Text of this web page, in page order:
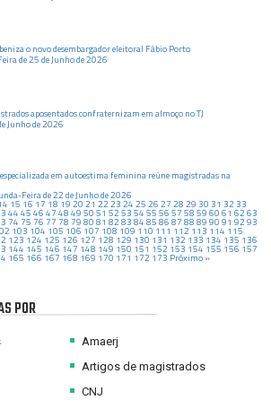
o novo desembargador eleitoral Fábio Porto
de25 de Junhode2026
aposentados confraternizam em almoço no TJ
Junhode2026
em autoestima feminina reúne magistradas na
Feirade22 deJunhode2026
15 16 17 18 19 20 21 22 23 24 25 26 27 28 29 30 31 32 33
44 45 46 47 48 49 50 51 52 53 54 55 56 57 58 59 60 61 62 63
74 75 76 77 78 79 80 81 82 83 84 85 86 87 88 89 90 91 92 93
103 104 105 106 107 108 109 110 111 112 113 114 115
123 124 125 126 127 128 129 130 131 132 133 134 135 136
144 145 146 147 148 149 150 151 152 153 154 155 156 157
165 166 167 168 169 170 171 172 173 Próximo »
POR
Amaerj
Artigos de magistrados
CNJ